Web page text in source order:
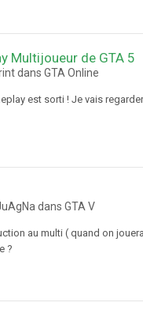
Multijoueur de GTA 5
dans GTA Online
est sorti ! Je vais
dans GTA V
au multi ( quand on
?